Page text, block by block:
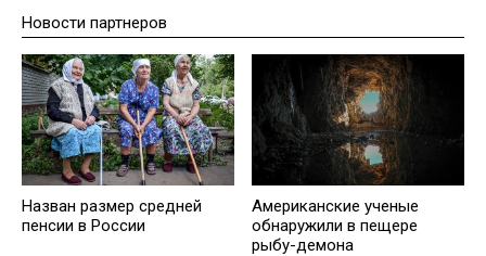
Новости партнеров
Назван размер средней
пенсии в России
Американские ученые
обнаружили в пещере
рыбу-демона